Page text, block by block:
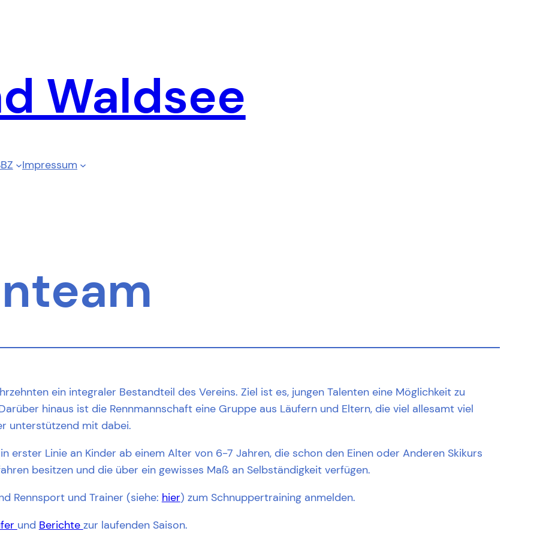
Waldsee
Impressum
ein integraler Bestandteil des Vereins. Ziel ist es, jungen Talenten eine Möglichkeit zu
hinaus ist die Rennmannschaft eine Gruppe aus Läufern und Eltern, die viel allesamt viel
unterstützend mit dabei.
erster Linie an Kinder ab einem Alter von 6-7 Jahren, die schon den Einen oder Anderen Skikurs
besitzen und die über ein gewisses Maß an Selbständigkeit verfügen.
Rennsport und Trainer (siehe: hier) zum Schnuppertraining anmelden.
und Berichte zur laufenden Saison.